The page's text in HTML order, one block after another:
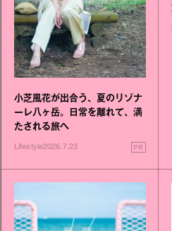
小芝風花が出合う、夏のリゾナ
ーレ八ヶ岳。日常を離れて、満
たされる旅へ
Lifestyle2026.7.23 PR